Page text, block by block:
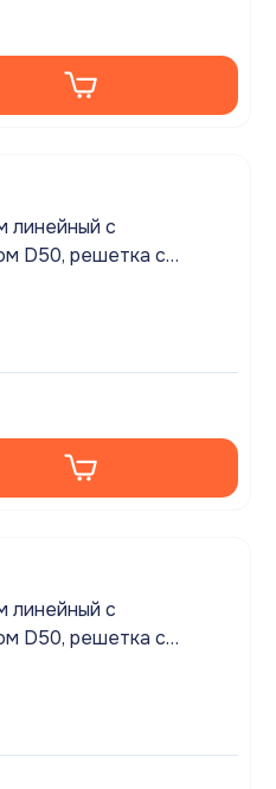
линейный с
D50, решетка с
линейный с
D50, решетка с